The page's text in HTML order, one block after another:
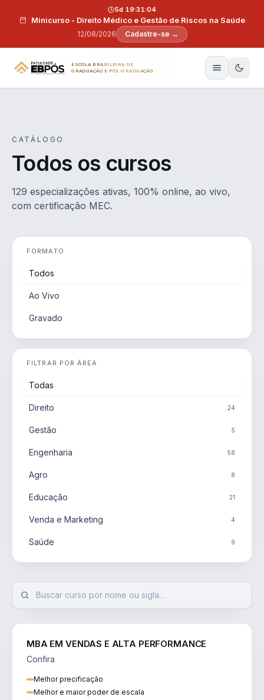
Minicurso - Direito Médico e Gestão de Riscos na Saúde
12/08/2026
5d 19:31:03
Cadastre-se →
ESCOLA BRASILEIRA DE
GRADUAÇÃO E PÓS-GRADUAÇÃO
CATÁLOGO
Todos os cursos
129 especializações ativas, 100% online, ao vivo,
com certificação MEC.
FORMATO
Todos
Ao Vivo
Gravado
FILTRAR POR ÁREA
Todas
Direito 24
Gestão 5
Engenharia 58
Agro 8
Educação 21
Venda e Marketing 4
Saúde 9
MBA EM VENDAS E ALTA PERFORMANCE
Confira
Melhor precificação
Melhor e maior poder de escala